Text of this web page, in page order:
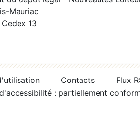
Mauriac
13
Contacts
Flux
: partiellement